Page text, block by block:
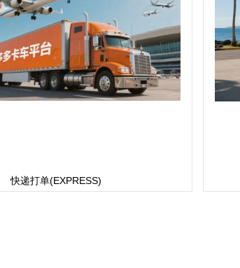
快递打单(EXPRESS)